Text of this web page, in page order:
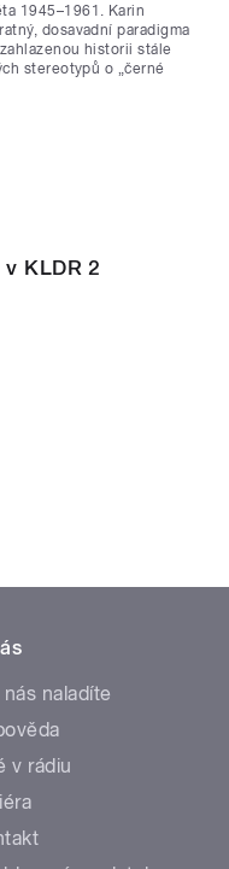
1945–1961. Karin
dosavadní paradigma
historii stále
stereotypů o „černé
KLDR 2
nás naladíte
v rádiu